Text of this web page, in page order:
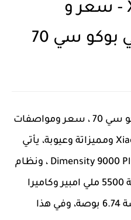
Xiaomi Poco C70 - سعر و
سي 70
امكانيات موبايل شاومي بوكو سي 70 ، سعر ومواصفات
هاتف شاومي Xiaomi Poco C70 ومميزاتة وعيوبة، يأتي
الهاتف بمعالج ديمنستي Dimensity 9000 Plus ، ونظام
تشغيل android 15 ، وبطارية 5500 ملي امبير وكاميرا
خلفية 50 ميجا بكسل وشاشة 6.74 بوصة، وفي هذا